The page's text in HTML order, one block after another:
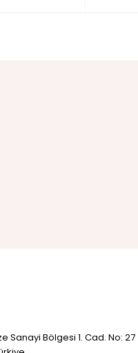
Sanayi Bölgesi 1. Cad. No: 27